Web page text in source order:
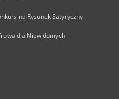
na Rysunek Satyryczny
dla Niewidomych